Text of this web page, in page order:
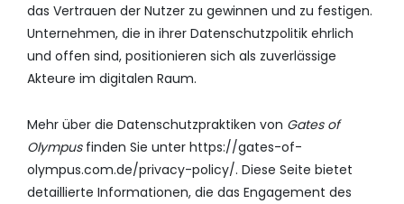
das Vertrauen der Nutzer zu gewinnen und zu festigen.
Unternehmen, die in ihrer Datenschutzpolitik ehrlich
und offen sind, positionieren sich als zuverlässige
Akteure im digitalen Raum.
Mehr über die Datenschutzpraktiken von Gates of
Olympusfinden Sie unter https://gates-of-
olympus.com.de/privacy-policy/. Diese Seite bietet
detaillierte Informationen, die das Engagement des